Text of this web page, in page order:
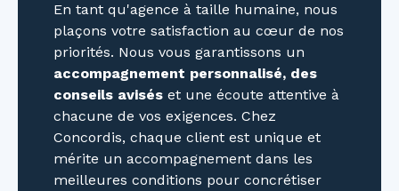
En tant qu'agence à taille humaine, nous
plaçons votre satisfaction au cœur de nos
priorités. Nous vous garantissons un
accompagnement personnalisé, des
conseils avisés et une écoute attentive à
chacune de vos exigences. Chez
Concordis, chaque client est unique et
mérite un accompagnement dans les
meilleures conditions pour concrétiser